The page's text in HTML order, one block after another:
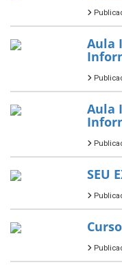
Aula
Aula
SEU